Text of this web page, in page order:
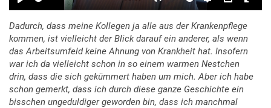
Dadurch, dass meine Kollegen ja alle aus der Krankenpflege
kommen, ist vielleicht der Blick darauf ein anderer, als wenn
das Arbeitsumfeld keine Ahnung von Krankheit hat. Insofern
war ich da vielleicht schon in so einem warmen Nestchen
drin, dass die sich gekümmert haben um mich. Aber ich habe
schon gemerkt, dass ich durch diese ganze Geschichte ein
bisschen ungeduldiger geworden bin, dass ich manchmal